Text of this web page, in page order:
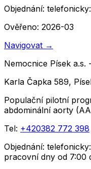
Objednání:
Ověřeno: 2026-03
Navigovat →
Nemocnice Písek a.s.
Karla Čapka 589,
Populační pilotní
abdominální aorty
Tel: +420382 772 398
Objednání:
pracovní dny od 7:00